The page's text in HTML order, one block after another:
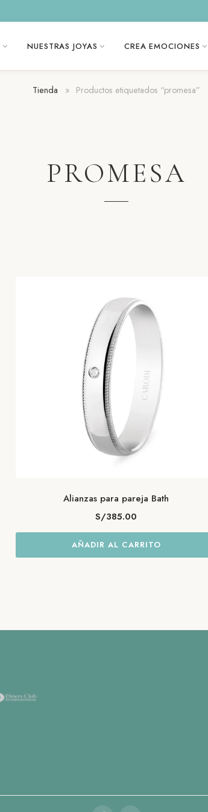
NUESTRAS JOYAS CREA EMOCIONES
Tienda » Productos etiquetados “promesa”
PROMESA
Alianzas para pareja Bath
S/385.00
AÑADIR AL CARRITO